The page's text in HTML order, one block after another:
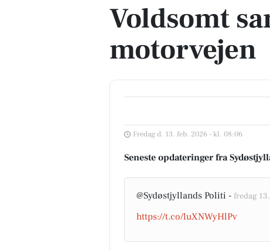
Voldsomt
motorvejen
Fredag d. 13. feb. 2026 - kl. 08:06
Seneste opdateringer fra
@Sydøstjyllands Politi - fredag
https://t.co/luXNWyHlPv